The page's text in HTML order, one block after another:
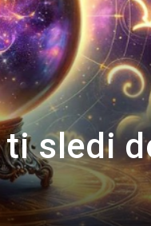
ti sledi